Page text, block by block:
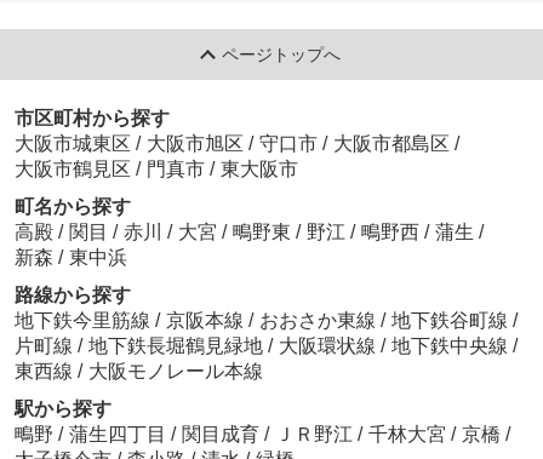
ページトップへ
市区町村から探す
大阪市城東区 / 大阪市旭区 / 守口市 / 大阪市都島区 /
大阪市鶴見区 / 門真市 / 東大阪市
町名から探す
高殿 / 関目 / 赤川 / 大宮 / 鴫野東 / 野江 / 鴫野西 / 蒲生 /
新森 / 東中浜
路線から探す
地下鉄今里筋線 / 京阪本線 / おおさか東線 / 地下鉄谷町線 /
片町線 / 地下鉄長堀鶴見緑地 / 大阪環状線 / 地下鉄中央線 /
東西線 / 大阪モノレール本線
駅から探す
鴫野 / 蒲生四丁目 / 関目成育 / ＪＲ野江 / 千林大宮 / 京橋 /